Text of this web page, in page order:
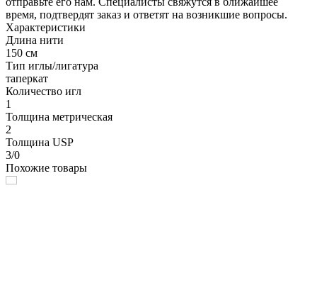
время, подтвердят заказ и ответят на возникшие вопросы.
Характеристики
Длина нити
150 см
Тип иглы/лигатура
таперкат
Количество игл
1
Толщина метрическая
2
Толщина USP
3/0
Похожие товары